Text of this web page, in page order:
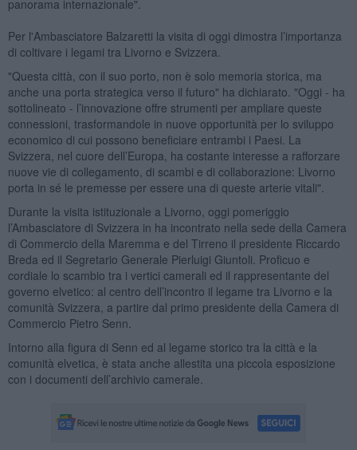
panorama internazionale".
Per l'Ambasciatore Balzaretti la visita di oggi dimostra l’importanza
di coltivare i legami tra Livorno e Svizzera.
"Questa città, con il suo porto, non è solo memoria storica, ma
anche una porta strategica verso il futuro" ha dichiarato. "Oggi - ha
sottolineato - l’innovazione offre strumenti per ampliare queste
connessioni, trasformandole in nuove opportunità per lo sviluppo
economico di cui possono beneficiare entrambi i Paesi. La
Svizzera, nel cuore dell’Europa, ha costante interesse a rafforzare
nuove vie di collegamento, di scambi e di collaborazione: Livorno
porta in sé le premesse per essere una di queste arterie vitali".
Durante la visita istituzionale a Livorno, oggi pomeriggio
l’Ambasciatore di Svizzera in ha incontrato nella sede della Camera
di Commercio della Maremma e del Tirreno il presidente Riccardo
Breda ed il Segretario Generale Pierluigi Giuntoli. Proficuo e
cordiale lo scambio tra i vertici camerali ed il rappresentante del
governo elvetico: al centro dell’incontro il legame tra Livorno e la
comunità Svizzera, a partire dal primo presidente della Camera di
Commercio Pietro Senn.
Intorno alla figura di Senn ed al legame storico tra la città e la
comunità elvetica, è stata anche allestita una piccola esposizione
con i documenti dell’archivio camerale.